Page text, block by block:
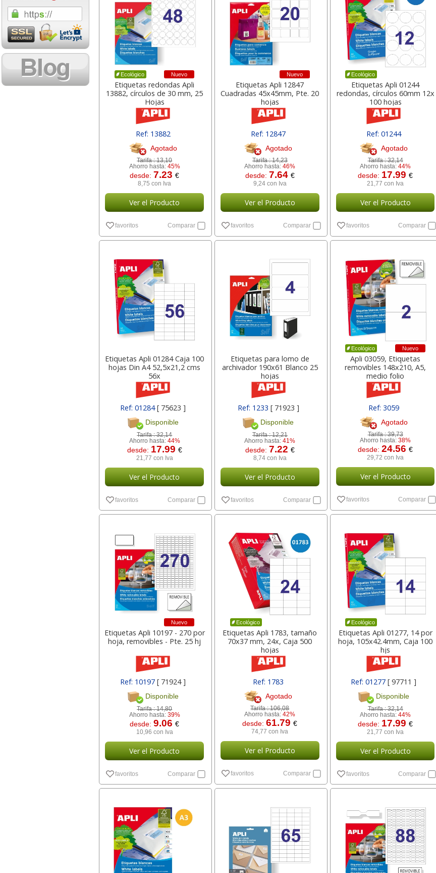
Ecológico Nuevo
Etiquetas redondas Apli
13882, círculos de 30 mm, 25
Hojas
Ref: 13882
Agotado
Tarifa :13,10
Ahorro hasta: 45%
desde: 7.23€
8,75 con Iva
Ver el Producto
favoritos Comparar
Nuevo
Etiquetas Apli 12847
Cuadradas 45x45mm, Pte. 20
hojas
Ref: 12847
Agotado
Tarifa :14,23
Ahorro hasta:46%
desde: 7.64 €
9,24 con Iva
Ver el Producto
favoritos Comparar
Ecológico
Etiquetas Apli 01244
redondas, círculos 60mm 12x
100 hojas
Ref: 01244
Agotado
Tarifa :32,14
Ahorro hasta: 44%
desde: 17.99 €
21,77 con Iva
Ver el Producto
favoritos Comparar
Etiquetas Apli 01284 Caja 100
hojas Din A4 52,5x21,2 cms
56x
Ref: 01284[ 75623 ]
Disponible
Tarifa :32,14
Ahorro hasta: 44%
desde: 17.99 €
21,77 con Iva
Ver el Producto
favoritos Comparar
Etiquetas para lomo de
archivador 190x61 Blanco 25
hojas
Ref: 1233 [ 71923 ]
Disponible
Tarifa :12,21
Ahorro hasta:41%
desde: 7.22 €
8,74 con Iva
Ver el Producto
favoritos Comparar
Ecológico Nuevo
Apli 03059, Etiquetas
removibles 148x210, A5,
medio folio
Ref: 3059
Agotado
Tarifa :39,73
Ahorro hasta: 38%
desde: 24.56 €
29,72 con Iva
Ver el Producto
favoritos Comparar
Nuevo
Etiquetas Apli 10197 - 270 por
hoja, removibles - Pte. 25 hj
Ref: 10197[ 71924 ]
Disponible
Tarifa :14,80
Ahorro hasta: 39%
desde:9.06€
10,96 con Iva
Ver el Producto
favoritos Comparar
Ecológico
Etiquetas Apli 1783, tamaño
70x37 mm, 24x, Caja 500
hojas
Ref: 1783
Agotado
Tarifa :106,08
Ahorro hasta:42%
desde:61.79€
74,77 con Iva
Ver el Producto
favoritos Comparar
Ecológico
Etiquetas Apli 01277, 14 por
hoja, 105x42.4mm, Caja 100
hjs
Ref: 01277[ 97711 ]
Disponible
Tarifa :32,14
Ahorro hasta: 44%
desde: 17.99 €
21,77 con Iva
Ver el Producto
favoritos Comparar
1,08 con Iva 18,02 con Iva 17,99 con Iva 45,82 con Iva
Cartucho HP 304 - 302
14,87 €
HP 950XL - Cartucho
desde:
Goma de borrar
moldeable maleable
para carboncillo o
grafito
desde:0,89
1,08 con Iva